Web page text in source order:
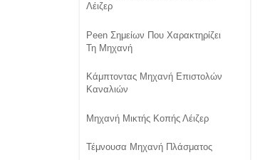
Λέιζερ
Peen Σημείων Που Χαρακτηρίζει
Τη Μηχανή
Κάμπτοντας Μηχανή Επιστολών
Καναλιών
Μηχανή Μικτής Κοπής Λέιζερ
Τέμνουσα Μηχανή Πλάσματος